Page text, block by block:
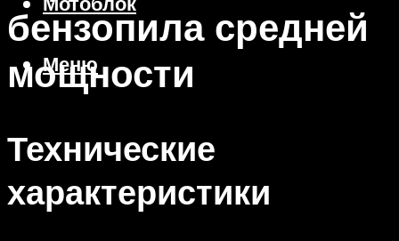
Меню
бензопила средней
мощности
Технические
характеристики